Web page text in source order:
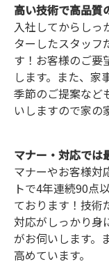
高い技術で高品質
入社してからしっ
ターしたスタッフ
す！お客様のご要
します。また、家
季節のご提案など
いしますので家の
マナー・対応では
マナーやお客様対
トで4年連続90点
ております！技術
対応がしっかり身
がお伺いします。
高めています。